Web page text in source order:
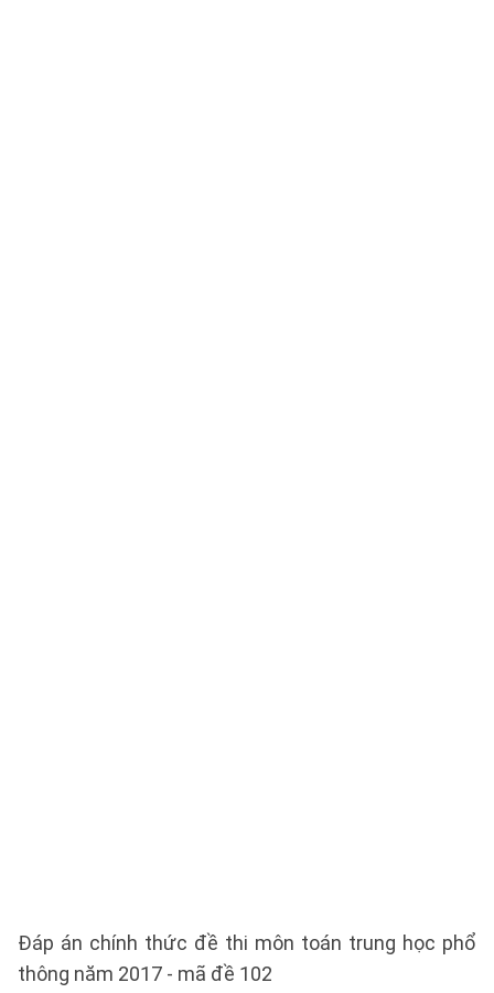
Đáp án chính thức đề thi môn toán trung học phổ
thông năm 2017 - mã đề 102